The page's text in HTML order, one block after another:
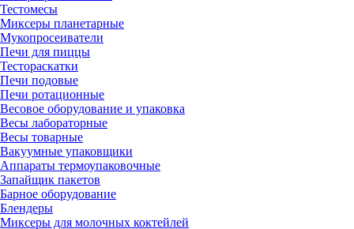
Тестомесы
Миксеры планетарные
Мукопросеиватели
Печи для пиццы
Тестораскатки
Печи подовые
Печи ротационные
Весовое оборудование и упаковка
Весы лабораторные
Весы товарные
Вакуумные упаковщики
Аппараты термоупаковочные
Запайщик пакетов
Барное оборудование
Блендеры
Миксеры для молочных коктейлей